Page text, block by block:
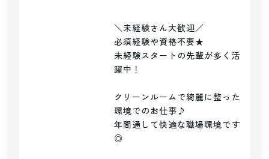
＼未経験さん大歓迎／
必須経験や資格不要★
未経験スタートの先輩が多く活
躍中！
クリーンルームで綺麗に整った
環境でのお仕事♪
年間通して快適な職場環境です
◎